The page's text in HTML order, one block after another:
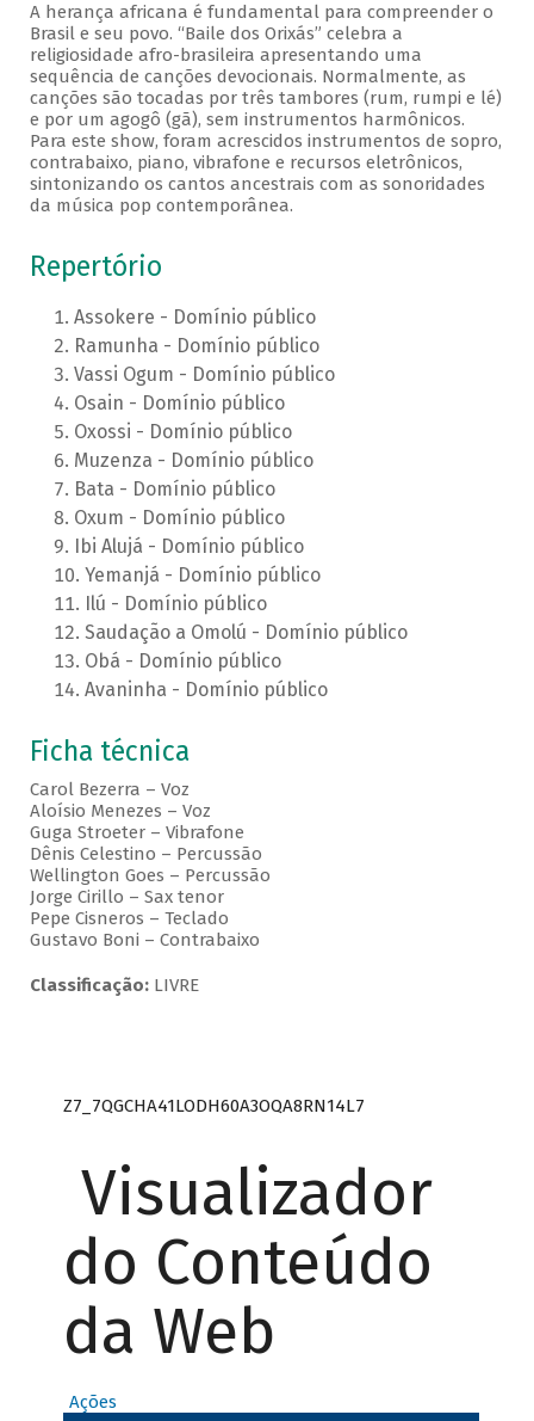
A herança africana é fundamental para compreender o
Brasil e seu povo. “Baile dos Orixás” celebra a
religiosidade afro-brasileira apresentando uma
sequência de canções devocionais. Normalmente, as
canções são tocadas por três tambores (rum, rumpi e lé)
e por um agogô (gã), sem instrumentos harmônicos.
Para este show, foram acrescidos instrumentos de sopro,
contrabaixo, piano, vibrafone e recursos eletrônicos,
sintonizando os cantos ancestrais com as sonoridades
da música pop contemporânea.
Repertório
Assokere - Domínio público
Ramunha - Domínio público
Vassi Ogum - Domínio público
Osain - Domínio público
Oxossi - Domínio público
Muzenza - Domínio público
Bata - Domínio público
Oxum - Domínio público
Ibi Alujá - Domínio público
Yemanjá - Domínio público
Ilú - Domínio público
Saudação a Omolú - Domínio público
Obá - Domínio público
Avaninha - Domínio público
Ficha técnica
Carol Bezerra – Voz
Aloísio Menezes – Voz
Guga Stroeter – Vibrafone
Dênis Celestino – Percussão
Wellington Goes – Percussão
Jorge Cirillo – Sax tenor
Pepe Cisneros – Teclado
Gustavo Boni – Contrabaixo
Classificação:LIVRE
Z7_7QGCHA41LODH60A3OQA8RN14L7
Visualizador
do Conteúdo
da Web
Ações